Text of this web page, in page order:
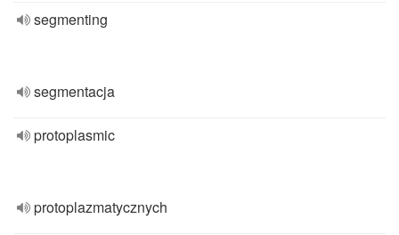
segmenting
segmentacja
protoplasmic
protoplazmatycznych